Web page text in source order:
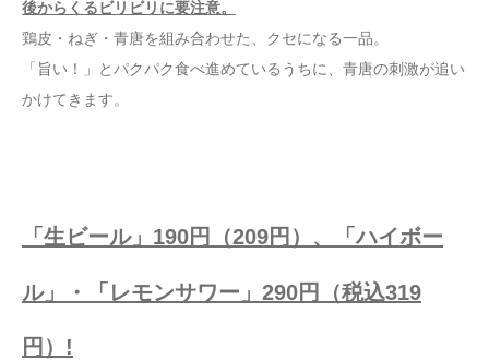
後からくるビリビリに要注意。
鶏皮・ねぎ・青唐を組み合わせた、クセになる一品。
「旨い！」とパクパク食べ進めているうちに、青唐の刺激が追い
かけてきます。
「生ビール」190円（209円）、「ハイボー
ル」・「レモンサワー」290円（税込319
円）!